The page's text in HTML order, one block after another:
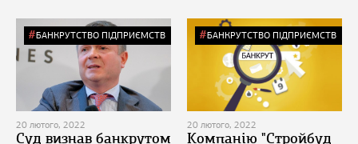
БАНКРУТСТВО ПІДПРИЄМСТВ
20 лютого, 2022
Суд визнав банкрутом
БАНКРУТСТВО ПІДПРИЄМСТВ
20 лютого, 2022
Компанію "Стройбуд